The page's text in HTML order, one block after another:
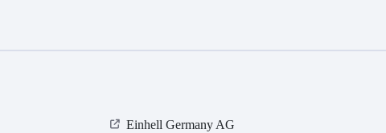
Einhell Germany AG